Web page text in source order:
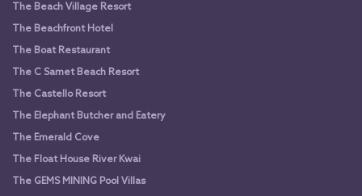
The Beach Village Resort
The Beachfront Hotel
The Boat Restaurant
The C Samet Beach Resort
The Castello Resort
The Elephant Butcher and Eatery
The Emerald Cove
The Float House River Kwai
The GEMS MINING Pool Villas